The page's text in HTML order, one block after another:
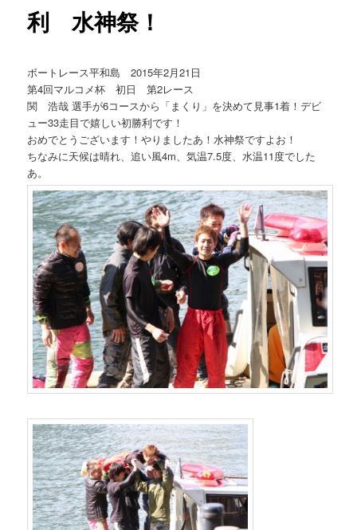
利 水神祭！
ボートレース平和島 2015年2月21日
第4回マルコメ杯 初日 第2レース
関 浩哉 選手が6コースから「まくり」を決めて見事1着！デビ
ュー33走目で嬉しい初勝利です！
おめでとうございます！やりましたあ！水神祭ですよお！
ちなみに天候は晴れ、追い風4m、気温7.5度、水温11度でした
あ。